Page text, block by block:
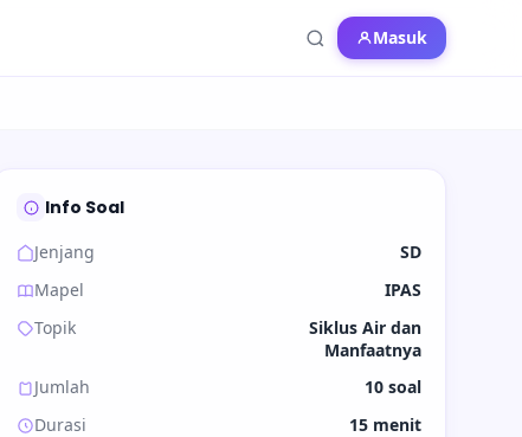
Masuk
Info Soal
Jenjang
SD
Mapel
IPAS
Topik
Siklus Air dan
Manfaatnya
Jumlah
10 soal
Durasi
15 menit